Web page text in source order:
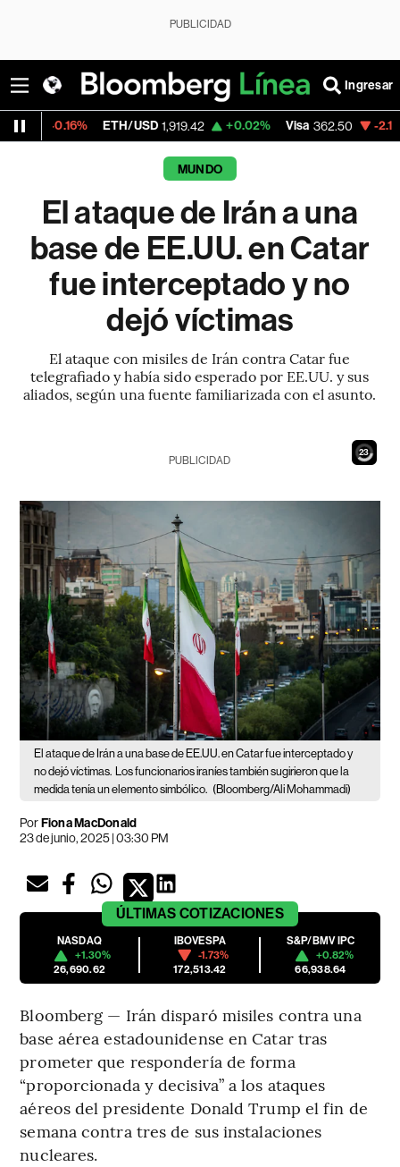
PUBLICIDAD
Ingresar
ETH/USD 1,919.42 +0.02% Visa 362.50 -2.15%
MUNDO
El ataque de Irán a una
base de EE.UU. en Catar
fue interceptado y no
dejó víctimas
El ataque con misiles de Irán contra Catar fue
telegrafiado y había sido esperado por EE.UU. y sus
aliados, según una fuente familiarizada con el asunto.
21
PUBLICIDAD
El ataque de Irán a una base de EE.UU. en Catar fue interceptado y
no dejó víctimas. Los funcionarios iraníes también sugirieron que la
medida tenía un elemento simbólico. (Bloomberg/Ali Mohammadi)
PorFiona MacDonald
23 de junio, 2025 | 03:30 PM
ÚLTIMAS COTIZACIONES
NASDAQ
+1.30%
26,690.62
IBOVESPA
-1.73%
172,513.42
S&P/BMV IPC
+0.82%
66,938.64
Bloomberg — Irán disparó misiles contra una
base aérea estadounidense en Catar tras
prometer que respondería de forma
“proporcionada y decisiva” a los ataques
aéreos del presidente Donald Trump el fin de
semana contra tres de sus instalaciones
nucleares.